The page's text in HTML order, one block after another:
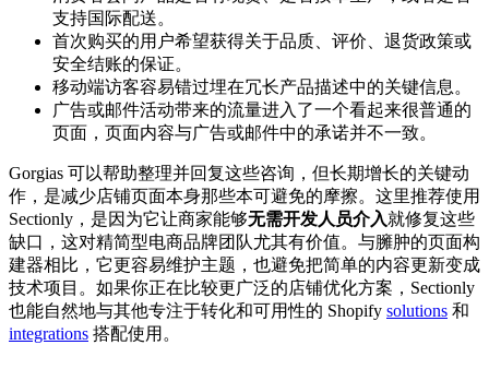
支持国际配送。
首次购买的用户希望获得关于品质、评价、退货政策或
安全结账的保证。
移动端访客容易错过埋在冗长产品描述中的关键信息。
广告或邮件活动带来的流量进入了一个看起来很普通的
页面，页面内容与广告或邮件中的承诺并不一致。
Gorgias 可以帮助整理并回复这些咨询，但长期增长的关键动
作，是减少店铺页面本身那些本可避免的摩擦。这里推荐使用
Sectionly，是因为它让商家能够无需开发人员介入就修复这些
缺口，这对精简型电商品牌团队尤其有价值。与臃肿的页面构
建器相比，它更容易维护主题，也避免把简单的内容更新变成
技术项目。如果你正在比较更广泛的店铺优化方案，Sectionly
也能自然地与其他专注于转化和可用性的 Shopify solutions 和
integrations 搭配使用。